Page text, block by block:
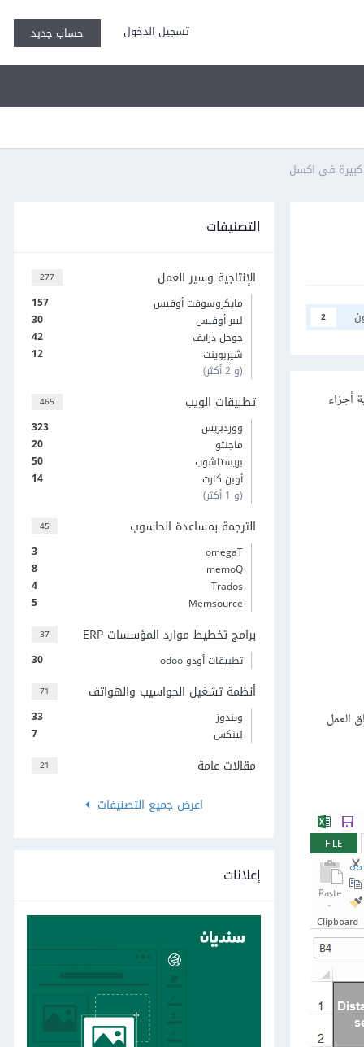
تسجيل الدخول حساب جديد
كبيرة في اكسل
2
أجزاء
العمل
التصنيفات
277 الإنتاجية وسير العمل
157
مايكروسوفت أوفيس
30
ليبر أوفيس
42
جوجل درايف
12
شيربوينت
(و 2 أكثر)
465 تطبيقات الويب
323
ووردبريس
20
ماجنتو
50
بريستاشوب
14
أوبن كارت
(و 1 أكثر)
45 الترجمة بمساعدة الحاسوب
3
omegaT
8
memoQ
4
Trados
5
Memsource
37 برامج تخطيط موارد المؤسسات ERP
30 تطبيقات أودو odoo
71 أنظمة تشغيل الحواسيب والهواتف
33
ويندوز
7
لينكس
21
مقالات عامة
اعرض جميع التصنيفات
إعلانات